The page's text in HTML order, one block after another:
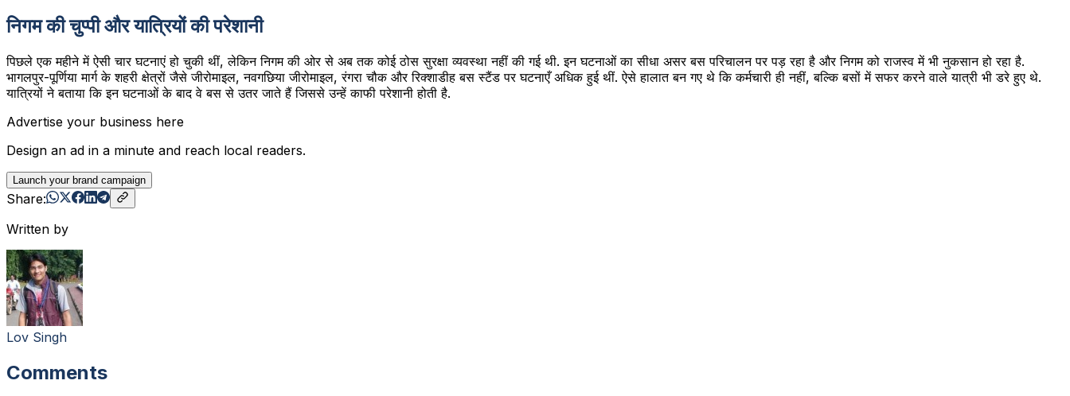
निगम की चुप्पी और यात्रियों की परेशानी
पिछले एक महीने में ऐसी चार घटनाएं हो चुकी थीं, लेकिन निगम की ओर से अब तक कोई ठोस सुरक्षा व्यवस्था नहीं की गई थी. इन घटनाओं का सीधा असर बस परिचालन पर पड़ रहा है और निगम को राजस्व में भी नुकसान हो रहा है.
भागलपुर-पूर्णिया मार्ग के शहरी क्षेत्रों जैसे जीरोमाइल, नवगछिया जीरोमाइल, रंगरा चौक और रिक्शाडीह बस स्टैंड पर घटनाएँ अधिक हुई थीं. ऐसे हालात बन गए थे कि कर्मचारी ही नहीं, बल्कि बसों में सफर करने वाले यात्री भी डरे हुए थे.
यात्रियों ने बताया कि इन घटनाओं के बाद वे बस से उतर जाते हैं जिससे उन्हें काफी परेशानी होती है.
Advertise your business here
Design an ad in a minute and reach local readers.
Launch your brand campaign
Share:
Written by
Lov Singh
Comments